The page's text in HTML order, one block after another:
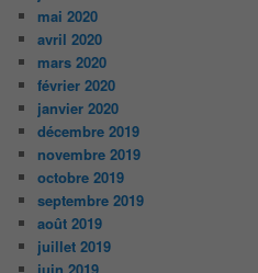
mai 2020
avril 2020
mars 2020
février 2020
janvier 2020
décembre 2019
novembre 2019
octobre 2019
septembre 2019
août 2019
juillet 2019